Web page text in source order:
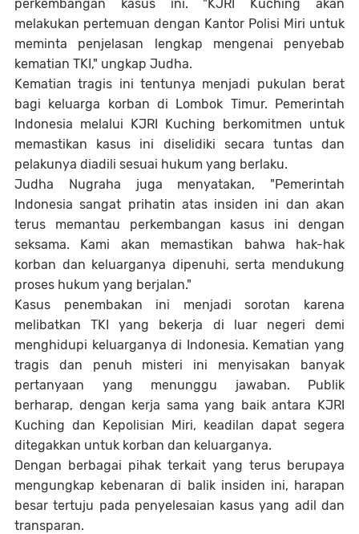
perkembangan kasus ini. "KJRI Kuching akan
melakukan pertemuan dengan Kantor Polisi Miri untuk
meminta penjelasan lengkap mengenai penyebab
kematian TKI," ungkap Judha.
Kematian tragis ini tentunya menjadi pukulan berat
bagi keluarga korban di Lombok Timur. Pemerintah
Indonesia melalui KJRI Kuching berkomitmen untuk
memastikan kasus ini diselidiki secara tuntas dan
pelakunya diadili sesuai hukum yang berlaku.
Judha Nugraha juga menyatakan, "Pemerintah
Indonesia sangat prihatin atas insiden ini dan akan
terus memantau perkembangan kasus ini dengan
seksama. Kami akan memastikan bahwa hak-hak
korban dan keluarganya dipenuhi, serta mendukung
proses hukum yang berjalan."
Kasus penembakan ini menjadi sorotan karena
melibatkan TKI yang bekerja di luar negeri demi
menghidupi keluarganya di Indonesia. Kematian yang
tragis dan penuh misteri ini menyisakan banyak
pertanyaan yang menunggu jawaban. Publik
berharap, dengan kerja sama yang baik antara KJRI
Kuching dan Kepolisian Miri, keadilan dapat segera
ditegakkan untuk korban dan keluarganya.
Dengan berbagai pihak terkait yang terus berupaya
mengungkap kebenaran di balik insiden ini, harapan
besar tertuju pada penyelesaian kasus yang adil dan
transparan.